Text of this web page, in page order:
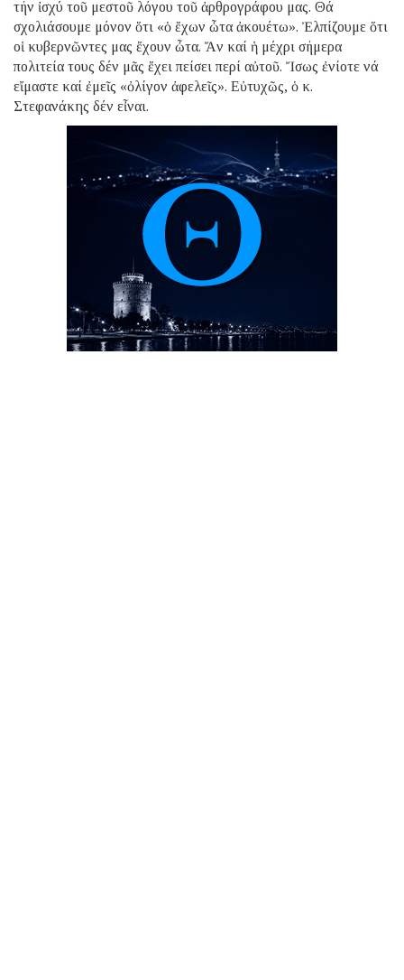
τήν ἰσχύ τοῦ μεστοῦ λόγου τοῦ ἀρθρογράφου μας. Θά
σχολιάσουμε μόνον ὅτι «ὁ ἔχων ὦτα ἀκουέτω». Ἐλπίζουμε ὅτι
οἱ κυβερνῶντες μας ἔχουν ὦτα. Ἄν καί ἡ μέχρι σήμερα
πολιτεία τους δέν μᾶς ἔχει πείσει περί αὐτοῦ. Ἴσως ἐνίοτε νά
εἴμαστε καί ἐμεῖς «ὀλίγον ἀφελεῖς». Εὐτυχῶς, ὁ κ.
Στεφανάκης δέν εἶναι.